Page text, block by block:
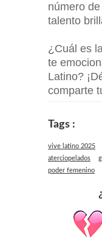
número
talento
¿Cuál es
te
Latino?
comparte
Tags :
vive latino 2025
aterciopelados
poder femenino